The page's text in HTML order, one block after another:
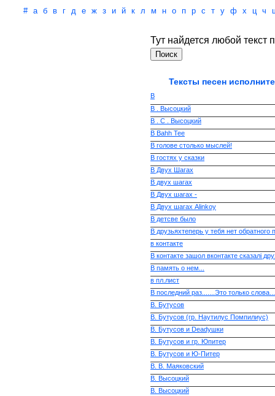
# а б в г д е ж з и й к л м н о п р с т у ф х ц ч
Тут найдется любой текст
Тексты песен
В
В . Высоцкий
В . С . Высоцкий
В Bahh Tee
В голове столько мыслей!
В гостях у сказки
В Двух Шагах
В двух шагах
В Двух шагах -
В Двух шагах Alinkoy
В детсве было
В друзьяхтеперь у тебя нет
в контакте
В контакте зашол вконтакте сказалі
В память о нем...
в пл.лист
В последний раз.......Это только
В. Бутусов
В. Бутусов (гр. Наутилус Помпилиус)
В. Бутусов и Deadушки
В. Бутусов и гр. Юпитер
В. Бутусов и Ю-Питер
В. В. Маяковский
В. Высоцкий
В. Высоцкий